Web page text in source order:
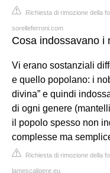
Richiesta di rimozione della
sorelleferroni.com
Cosa indossavano i
Vi erano sostanziali
e quello popolano: i
divina” e quindi
di ogni genere
il popolo spesso non
complesse ma
Richiesta di rimozione della
lamescaligere.eu